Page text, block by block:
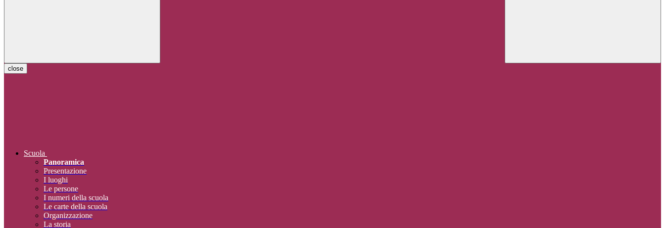
close
Scuola
Panoramica
Presentazione
I luoghi
Le persone
I numeri della scuola
Le carte della scuola
Organizzazione
La storia